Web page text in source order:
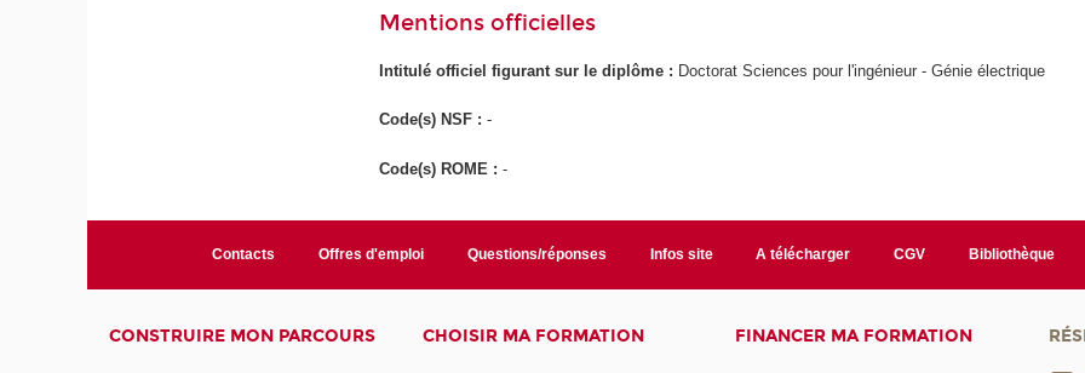
Mentions officielles
Intitulé officiel figurant sur le diplôme : Doctorat Sciences pour l'ingénieur - Génie électrique
Code(s) NSF :-
Code(s) ROME :-
Contacts Offres d'emploi Questions/réponses Infos site A télécharger CGV Bibliothèque
CONSTRUIRE MON PARCOURS CHOISIR MA FORMATION FINANCER MA FORMATION